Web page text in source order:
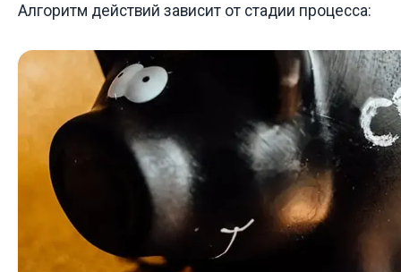
Алгоритм действий зависит от стадии процесса: